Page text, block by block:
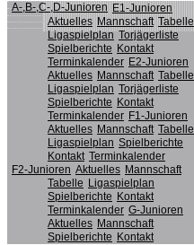
A-,B-,C-,D-Junioren E1-Junioren
Aktuelles Mannschaft Tabelle
Ligaspielplan Torjägerliste
Spielberichte Kontakt
Terminkalender E2-Junioren
Aktuelles Mannschaft Tabelle
Ligaspielplan Torjägerliste
Spielberichte Kontakt
Terminkalender F1-Junioren
Aktuelles Mannschaft Tabelle
Ligaspielplan Spielberichte
Kontakt Terminkalender
F2-Junioren Aktuelles Mannschaft
Tabelle Ligaspielplan
Spielberichte Kontakt
Terminkalender G-Junioren
Aktuelles Mannschaft
Spielberichte Kontakt